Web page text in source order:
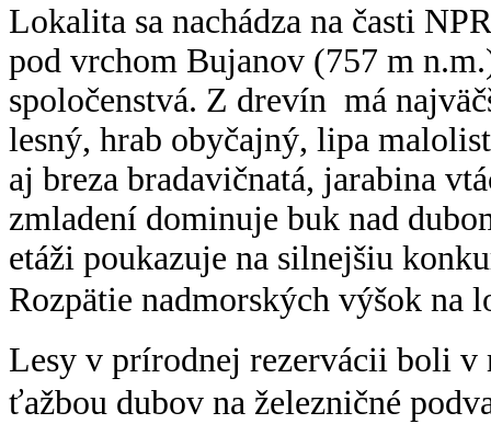
Lokalita sa nachádza na časti
pod vrchom Bujanov (757 m
spoločenstvá. Z drevín má
lesný, hrab obyčajný, lipa
aj breza bradavičnatá, jarabina
zmladení dominuje buk nad
etáži poukazuje na silnejšiu
Rozpätie nadmorských výšok na
Lesy v prírodnej rezervácii boli
ťažbou dubov na železničné